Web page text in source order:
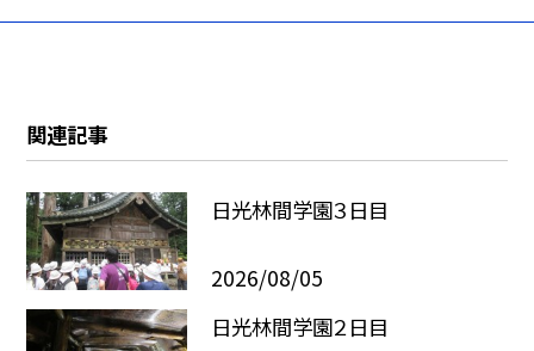
関連記事
日光林間学園３日目
2026/08/05
日光林間学園２日目